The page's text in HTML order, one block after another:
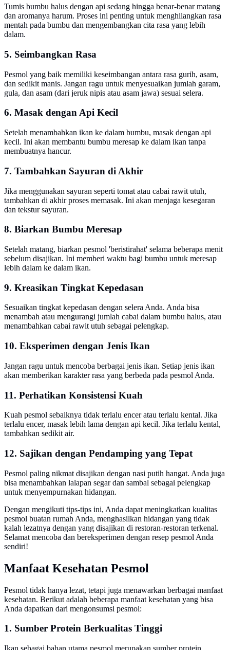
Tumis bumbu halus dengan api sedang hingga benar-benar matang
dan aromanya harum. Proses ini penting untuk menghilangkan rasa
mentah pada bumbu dan mengembangkan cita rasa yang lebih
dalam.
5. Seimbangkan Rasa
Pesmol yang baik memiliki keseimbangan antara rasa gurih, asam,
dan sedikit manis. Jangan ragu untuk menyesuaikan jumlah garam,
gula, dan asam (dari jeruk nipis atau asam jawa) sesuai selera.
6. Masak dengan Api Kecil
Setelah menambahkan ikan ke dalam bumbu, masak dengan api
kecil. Ini akan membantu bumbu meresap ke dalam ikan tanpa
membuatnya hancur.
7. Tambahkan Sayuran di Akhir
Jika menggunakan sayuran seperti tomat atau cabai rawit utuh,
tambahkan di akhir proses memasak. Ini akan menjaga kesegaran
dan tekstur sayuran.
8. Biarkan Bumbu Meresap
Setelah matang, biarkan pesmol 'beristirahat' selama beberapa menit
sebelum disajikan. Ini memberi waktu bagi bumbu untuk meresap
lebih dalam ke dalam ikan.
9. Kreasikan Tingkat Kepedasan
Sesuaikan tingkat kepedasan dengan selera Anda. Anda bisa
menambah atau mengurangi jumlah cabai dalam bumbu halus, atau
menambahkan cabai rawit utuh sebagai pelengkap.
10. Eksperimen dengan Jenis Ikan
Jangan ragu untuk mencoba berbagai jenis ikan. Setiap jenis ikan
akan memberikan karakter rasa yang berbeda pada pesmol Anda.
11. Perhatikan Konsistensi Kuah
Kuah pesmol sebaiknya tidak terlalu encer atau terlalu kental. Jika
terlalu encer, masak lebih lama dengan api kecil. Jika terlalu kental,
tambahkan sedikit air.
12. Sajikan dengan Pendamping yang Tepat
Pesmol paling nikmat disajikan dengan nasi putih hangat. Anda juga
bisa menambahkan lalapan segar dan sambal sebagai pelengkap
untuk menyempurnakan hidangan.
Dengan mengikuti tips-tips ini, Anda dapat meningkatkan kualitas
pesmol buatan rumah Anda, menghasilkan hidangan yang tidak
kalah lezatnya dengan yang disajikan di restoran-restoran terkenal.
Selamat mencoba dan bereksperimen dengan resep pesmol Anda
sendiri!
Manfaat Kesehatan Pesmol
Pesmol tidak hanya lezat, tetapi juga menawarkan berbagai manfaat
kesehatan. Berikut adalah beberapa manfaat kesehatan yang bisa
Anda dapatkan dari mengonsumsi pesmol:
1. Sumber Protein Berkualitas Tinggi
Ikan sebagai bahan utama pesmol merupakan sumber protein